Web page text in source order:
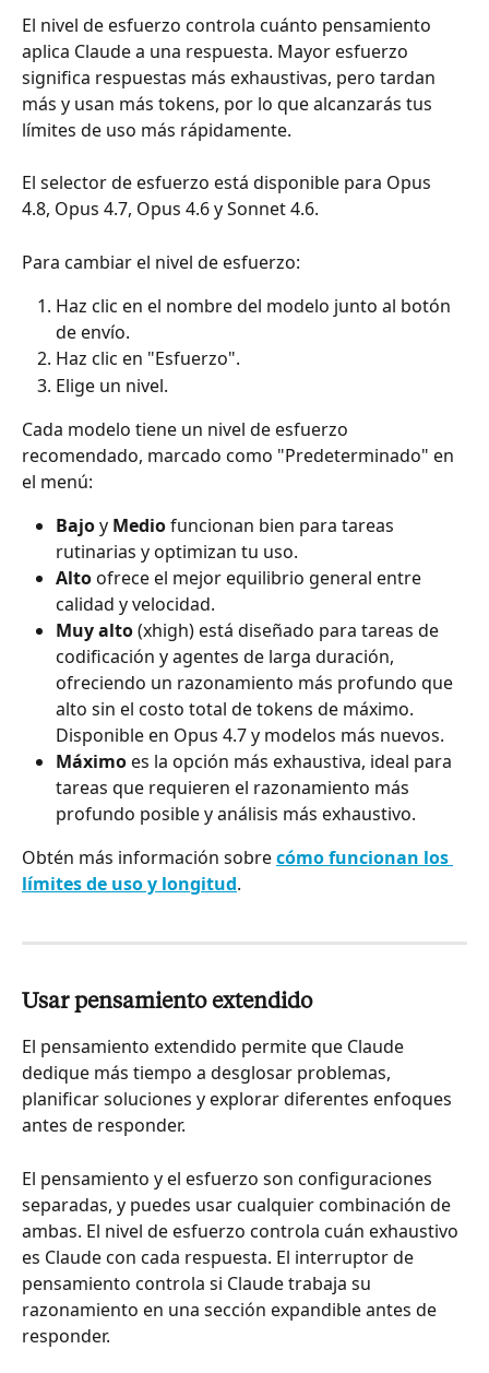
El nivel de esfuerzo controla cuánto pensamiento
aplica Claude a una respuesta. Mayor esfuerzo
significa respuestas más exhaustivas, pero tardan
más y usan más tokens, por lo que alcanzarás tus
límites de uso más rápidamente.
El selector de esfuerzo está disponible para Opus
4.8, Opus 4.7, Opus 4.6 y Sonnet 4.6.
Para cambiar el nivel de esfuerzo:
Haz clic en el nombre del modelo junto al botón
de envío.
Haz clic en "Esfuerzo".
Elige un nivel.
Cada modelo tiene un nivel de esfuerzo
recomendado, marcado como "Predeterminado" en
el menú:
Bajo y Medio funcionan bien para tareas
rutinarias y optimizan tu uso.
Alto ofrece el mejor equilibrio general entre
calidad y velocidad.
Muy alto (xhigh) está diseñado para tareas de
codificación y agentes de larga duración,
ofreciendo un razonamiento más profundo que
alto sin el costo total de tokens de máximo.
Disponible en Opus 4.7 y modelos más nuevos.
Máximo es la opción más exhaustiva, ideal para
tareas que requieren el razonamiento más
profundo posible y análisis más exhaustivo.
Obtén más información sobre cómo funcionan los
límites de uso y longitud.
Usar pensamiento extendido
El pensamiento extendido permite que Claude
dedique más tiempo a desglosar problemas,
planificar soluciones y explorar diferentes enfoques
antes de responder.
El pensamiento y el esfuerzo son configuraciones
separadas, y puedes usar cualquier combinación de
ambas. El nivel de esfuerzo controla cuán exhaustivo
es Claude con cada respuesta. El interruptor de
pensamiento controla si Claude trabaja su
razonamiento en una sección expandible antes de
responder.